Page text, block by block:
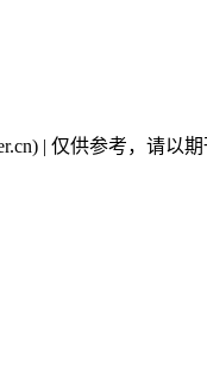
| 仅供参考，请以